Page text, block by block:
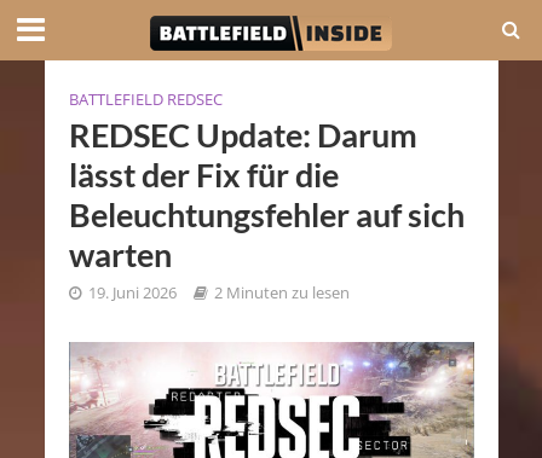
BATTLEFIELD REDSEC
REDSEC Update: Darum
lässt der Fix für die
Beleuchtungsfehler auf sich
warten
19. Juni 2026 2 Minuten zu lesen